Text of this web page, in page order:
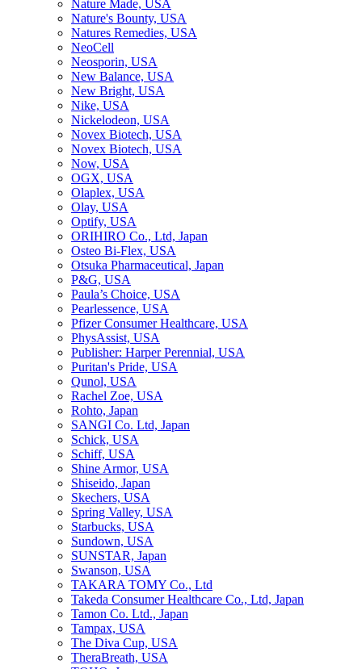
Nature Made, USA
Nature's Bounty, USA
Natures Remedies, USA
NeoCell
Neosporin, USA
New Balance, USA
New Bright, USA
Nike, USA
Niсkelodeon, USA
Novex Biotech, USA
Novex Biotech, USA
Now, USA
OGX, USA
Olaplex, USA
Olay, USA
Optify, USA
ORIHIRO Co., Ltd, Japan
Osteo Bi-Flex, USA
Otsuka Pharmaceutical, Japan
P&G, USA
Paula’s Choice, USA
Pearlessence, USA
Pfizer Consumer Healthcare, USA
PhysAssist, USA
Publisher: Harper Perennial, USA
Puritan's Pride, USA
Qunol, USA
Rachel Zoe, USA
Rohto, Japan
SANGI Co. Ltd, Japan
Schick, USA
Schiff, USA
Shine Armor, USA
Shiseido, Japan
Skechers, USA
Spring Valley, USA
Starbucks, USA
Sundown, USA
SUNSTAR, Japan
Swanson, USA
TAKARA TOMY Co., Ltd
Takeda Consumer Healthcare Co., Ltd, Japan
Tamon Co. Ltd., Japan
Tampax, USA
The Diva Cup, USA
TheraBreath, USA